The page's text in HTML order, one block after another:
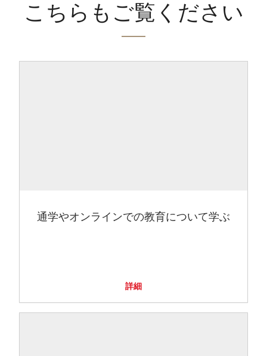
こちらもご覧ください
通学やオンラインでの教育について学ぶ
詳細